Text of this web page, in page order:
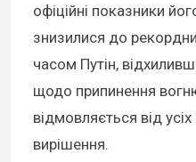
офіційні показники
знизилися до
часом Путін,
щодо припинення
відмовляється від
вирішення.